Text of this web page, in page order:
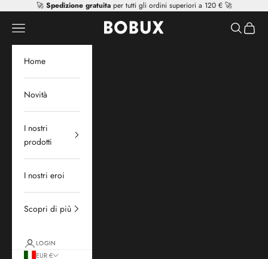
Vai al contenuto
🚀 Spedizione gratuitaper tutti gli ordini superiori a 120 € 🚀
Mr Tiggle - Distributor
Apri il menu di navigazione Mostra il
Home
Novità
I nostri
prodotti
I nostri eroi
Scopri di più
LOGIN
EUR €